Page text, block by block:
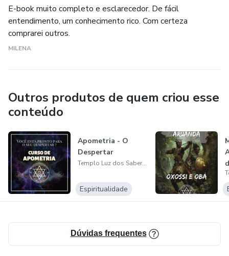
E-book muito completo e esclarecedor. De fácil
entendimento, um conhecimento rico. Com certeza
comprarei outros.
MILENA
Outros produtos de quem criou esse
conteúdo
Apometria - O
Despertar
Templo Luz dos Saberes
Espiritualidade
Dúvidas frequentes